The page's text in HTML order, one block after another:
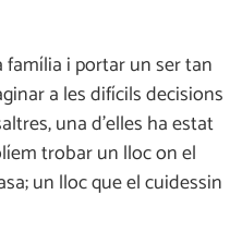
i portar un ser tan
a les difícils decisions
una d’elles ha estat
trobar un lloc on el
un lloc que el cuidessin